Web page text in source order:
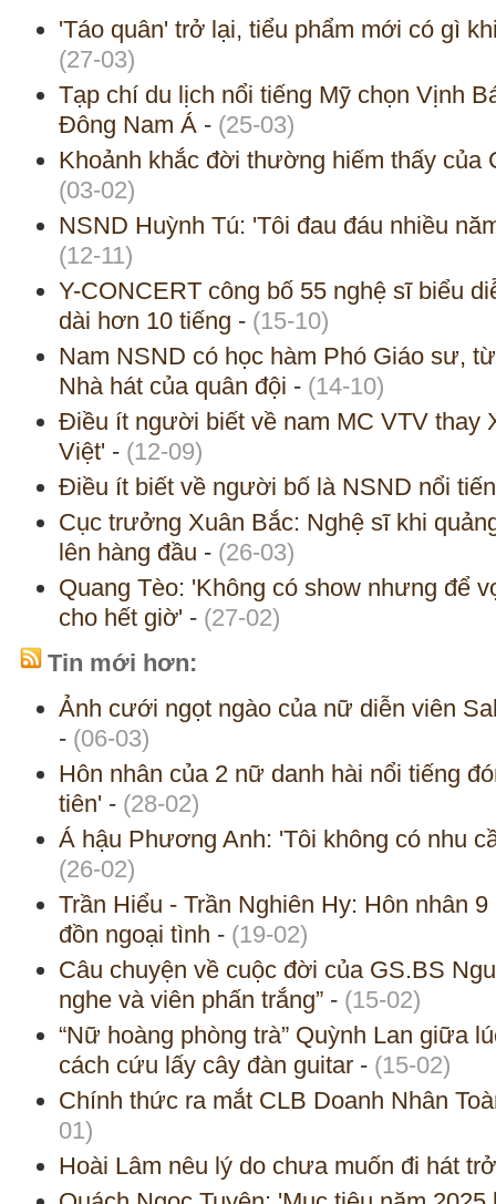
'Táo quân' trở lại, tiểu phẩm mới có gì
(27-03)
Tạp chí du lịch nổi tiếng Mỹ chọn Vịnh
Đông Nam Á - (25-03)
Khoảnh khắc đời thường hiếm thấy của
(03-02)
NSND Huỳnh Tú: 'Tôi đau đáu nhiều
(12-11)
Y-CONCERT công bố 55 nghệ sĩ biểu
dài hơn 10 tiếng - (15-10)
Nam NSND có học hàm Phó Giáo sư,
Nhà hát của quân đội - (14-10)
Điều ít người biết về nam MC VTV thay
Việt' - (12-09)
Điều ít biết về người bố là NSND nổi
Cục trưởng Xuân Bắc: Nghệ sĩ khi
lên hàng đầu - (26-03)
Quang Tèo: 'Không có show nhưng để
cho hết giờ' - (27-02)
Tin mới hơn:
Ảnh cưới ngọt ngào của nữ diễn viên
- (06-03)
Hôn nhân của 2 nữ danh hài nổi tiếng
tiên' - (28-02)
Á hậu Phương Anh: 'Tôi không có nhu
(26-02)
Trần Hiểu - Trần Nghiên Hy: Hôn nhân
đồn ngoại tình - (19-02)
Câu chuyện về cuộc đời của GS.BS
nghe và viên phấn trắng” - (15-02)
“Nữ hoàng phòng trà” Quỳnh Lan giữa
cách cứu lấy cây đàn guitar - (15-02)
Chính thức ra mắt CLB Doanh Nhân
01)
Hoài Lâm nêu lý do chưa muốn đi hát